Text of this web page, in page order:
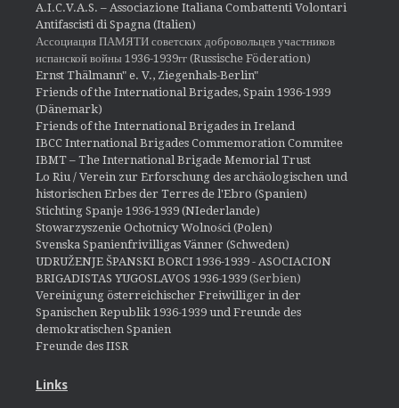
A.I.C.V.A.S. – Associazione Italiana Combattenti Volontari
Antifascisti di Spagna (Italien)
Ассоциация ПАМЯТИ советских добровольцев участников
испанской войны 1936-1939гг (Russische Föderation)
Ernst Thälmann" e. V., Ziegenhals-Berlin"
Friends of the International Brigades, Spain 1936-1939
(Dänemark)
Friends of the International Brigades in Ireland
IBCC International Brigades Commemoration Commitee
IBMT – The International Brigade Memorial Trust
Lo Riu / Verein zur Erforschung des archäologischen und
historischen Erbes der Terres de l'Ebro (Spanien)
Stichting Spanje 1936-1939 (NIederlande)
Stowarzyszenie Ochotnicy Wolności (Polen)
Svenska Spanienfrivilligas Vänner (Schweden)
UDRUŽENJE ŠPANSKI BORCI 1936-1939 - ASOCIACION
BRIGADISTAS YUGOSLAVOS 1936-1939 (Serbien)
Vereinigung österreichischer Freiwilliger in der
Spanischen Republik 1936-1939 und Freunde des
demokratischen Spanien
Freunde des IISR
Links